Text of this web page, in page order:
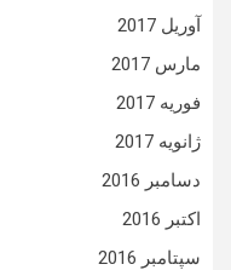
آوریل 2017
مارس 2017
فوریه 2017
ژانویه 2017
دسامبر 2016
اکتبر 2016
سپتامبر 2016